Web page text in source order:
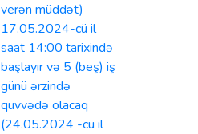
verən müddət)
17.05.2024-cü il
saat 14:00 tarixində
başlayır və 5 (beş) iş
günü ərzində
qüvvədə olacaq
(24.05.2024 -cü il